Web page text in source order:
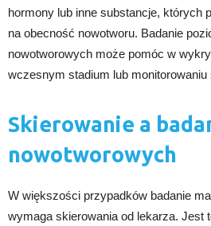
hormony lub inne substancje, których
na obecność nowotworu. Badanie
nowotworowych może pomóc w
wczesnym stadium lub
Skierowanie a
nowotworowych
W większości przypadków badanie
wymaga skierowania od lekarza. Jest